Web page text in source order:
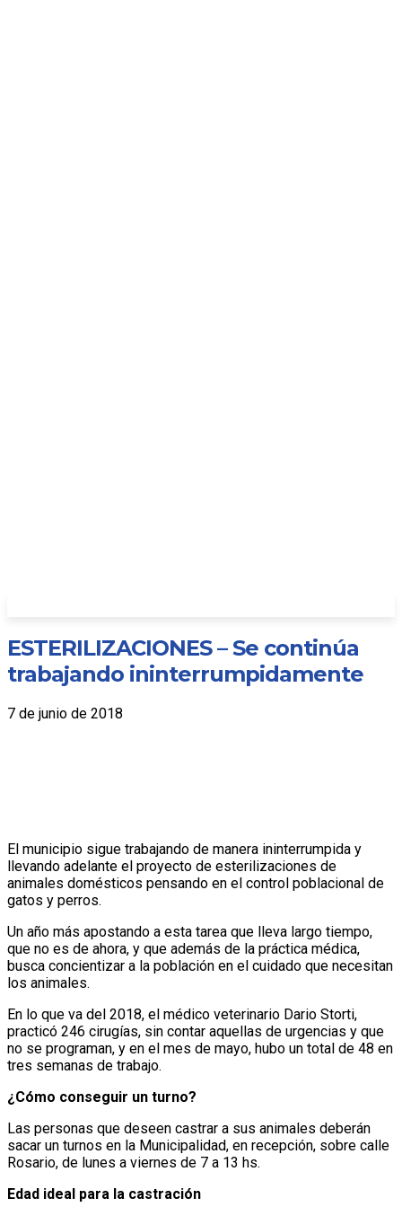
ESTERILIZACIONES – Se continúa
trabajando ininterrumpidamente
7 de junio de 2018
El municipio sigue trabajando de manera ininterrumpida y
llevando adelante el proyecto de esterilizaciones de
animales domésticos pensando en el control poblacional de
gatos y perros.
Un año más apostando a esta tarea que lleva largo tiempo,
que no es de ahora, y que además de la práctica médica,
busca concientizar a la población en el cuidado que necesitan
los animales.
En lo que va del 2018, el médico veterinario Dario Storti,
practicó 246 cirugías, sin contar aquellas de urgencias y que
no se programan, y en el mes de mayo, hubo un total de 48 en
tres semanas de trabajo.
¿Cómo conseguir un turno?
Las personas que deseen castrar a sus animales deberán
sacar un turnos en la Municipalidad, en recepción, sobre calle
Rosario, de lunes a viernes de 7 a 13 hs.
Edad ideal para la castración